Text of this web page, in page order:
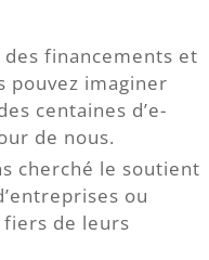
financements et
pouvez imaginer
centaines d’e-
de nous.
cherché le soutient
ou
fiers de leurs